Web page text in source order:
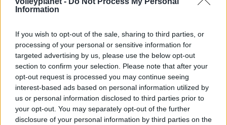
Information
If you wish to opt-out of the sale, sharing to third parties, or
processing of your personal or sensitive information for
targeted advertising by us, please use the below opt-out
section to confirm your selection. Please note that after your
opt-out request is processed you may continue seeing
interest-based ads based on personal information utilized by
us or personal information disclosed to third parties prior to
your opt-out. You may separately opt-out of the further
disclosure of your personal information by third parties on the
Αναγνώριση και σεβασμός
οι σημαντικότερες νίκες του
Α.Ο. Θήρας